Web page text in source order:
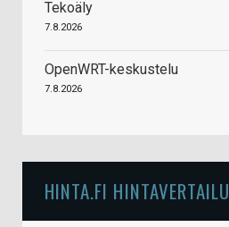
Tekoäly
7.8.2026
OpenWRT-keskustelu
7.8.2026
HINTA.FI HINTAVERTAILU